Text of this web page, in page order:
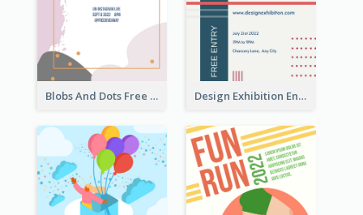
Blobs And Dots Free Giveaway Flyer Design Exhibition Entry Flyer